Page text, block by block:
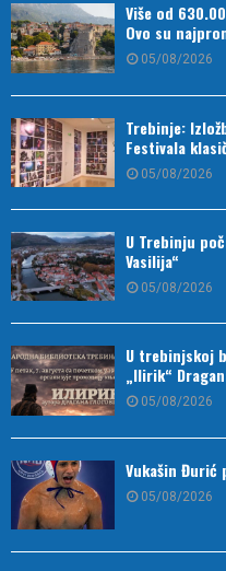
Više od
Ovo su
05/08/2026
Trebinje:
Festivala
05/08/2026
U Trebinju
Vasilija“
05/08/2026
U trebinjskoj
„Ilirik“
05/08/2026
Vukašin Đurić
05/08/2026